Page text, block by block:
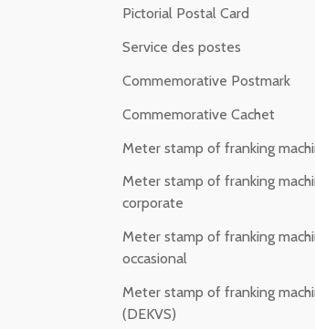
Pictorial Postal Card
Service des postes
Commemorative Postmark
Commemorative Cachet
Meter stamp of franking
Meter stamp of franking
corporate
Meter stamp of franking
occasional
Meter stamp of franking
(DEKVS)